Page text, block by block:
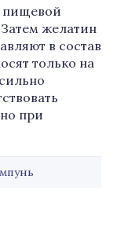
пищевой
Затем желатин
в состав
только на
при